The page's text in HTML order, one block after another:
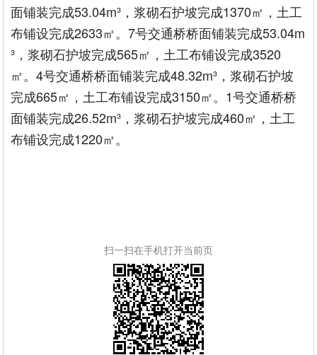
面铺装完成53.04m³，浆砌石护坡完成1370㎡，土工
布铺设完成2633㎡。7号交通桥桥面铺装完成53.04m
³，浆砌石护坡完成565㎡，土工布铺设完成3520
㎡。4号交通桥桥面铺装完成48.32m³，浆砌石护坡
完成665㎡，土工布铺设完成3150㎡。1号交通桥桥
面铺装完成26.52m³，浆砌石护坡完成460㎡，土工
布铺设完成1220㎡。
扫一扫在手机打开当前页